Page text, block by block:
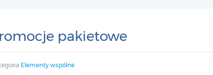
pakietowe
Elementy wspólne